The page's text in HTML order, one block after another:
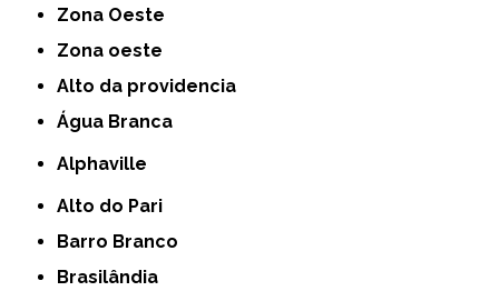
Zona Oeste
Zona oeste
alto da providencia
Água Branca
Alphaville
Alto do Pari
Barro Branco
Brasilândia